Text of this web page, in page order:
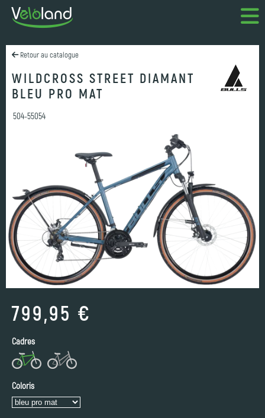
Retour au catalogue
WILDCROSS STREET DIAMANT
BLEU PRO MAT
504-55054
799,95 €
Cadres
Coloris